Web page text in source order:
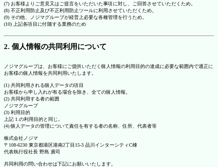
(7) お客様よりご意見又はご提言をいただいた事項に対し、ご回答させていただくため。
(8) 不正利用防止及び不正利用防止ツールに利用させていただくため。
(9) その他、ノジマグループが経営上必要な各種管理を行うため。
(10) 上記各項目に付随する業務のため
2. 個人情報の共同利用について
ノジマグループは、お客様にご提供いただく個人情報の利用目的の達成に必要な範囲内で適正に
お客様の個人情報を共同利用いたします。
(1) 共同利用される個人データの項目
お客様から申し入れが有る場合を除き、全ての個人情報。
(2) 共同利用する者の範囲
ノジマグループ
(3) 利用目的
上記 1.の利用目的と同じ。
(4) 個人データの管理について責任を有する者の名称、住所、代表者等
株式会社ノジマ
〒108-6230 東京都港区港南2丁目15-3 品川インターシティC棟
代表執行役社長 野島 廣司
共同利用の問い合わせは下記にお願いいたします。